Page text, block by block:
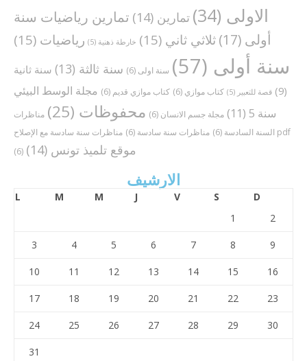
الاولى (34) تمارين (14)
تمارين رياضيات سنة
أولى (17) ثلاثي ثاني (15) خارطة ذهنية (5) رياضيات (15)
سنة أولى (57) سنة اولى (6) سنة ثالثة (13)
سنة ثانية
(9)
قصة للتعبير (5) كتاب موازي (6) كتاب موازي قديم (6)
مجلة الوسط البيئي
سنة 5
(11) مجلة جسم الانسان (6) محفوظات (25)
مناظرات
السنة السادسة (6) مناظرات سنة سادسة (6)
مناظرات سنة سادسة مع الإصلاح pdf
(6)
موقع تلميذ تونس (14)
الارشيف
L M M J V S
D
1
2
3 4 5 6 7 8 9
10 11 12 13 14 15 16
17 18 19 20 21 22 23
24 25 26 27 28 29 30
31